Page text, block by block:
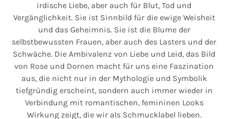
irdische Liebe, aber auch für Blut, Tod und
Vergänglichkeit. Sie ist Sinnbild für die ewige Weisheit
und das Geheimnis. Sie ist die Blume der
selbstbewussten Frauen, aber auch des Lasters und der
Schwäche. Die Ambivalenz von Liebe und Leid, das Bild
von Rose und Dornen macht für uns eine Faszination
aus, die nicht nur in der Mythologie und Symbolik
tiefgründig erscheint, sondern auch immer wieder in
Verbindung mit romantischen, femininen Looks
Wirkung zeigt, die wir als Schmucklabel lieben.